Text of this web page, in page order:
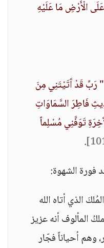
الْأَرْضِ مَا عَلَيْهِ
" رَبِّ قَدْ آَتَيْتَنِي مِنَ
فَاطِرَ السَّمَاوَاتِ
تَوَفَّنِي مُسْلِماً
.
فورة الشهوة:
الذي أتاه الله
المألوف أنه عزيز
أحياناً فجّار